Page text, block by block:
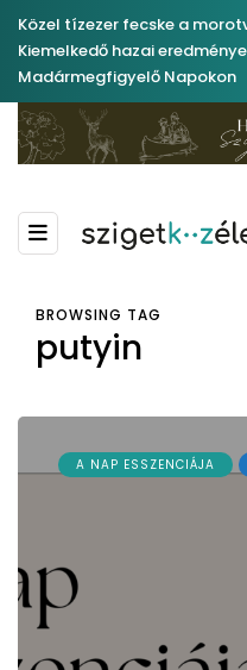
Közel tízezer fecske a
Kiemelkedő hazai
Madármegfigyelő Napokon
BROWSING TAG
putyin
A NAP ESSZENCIÁJA